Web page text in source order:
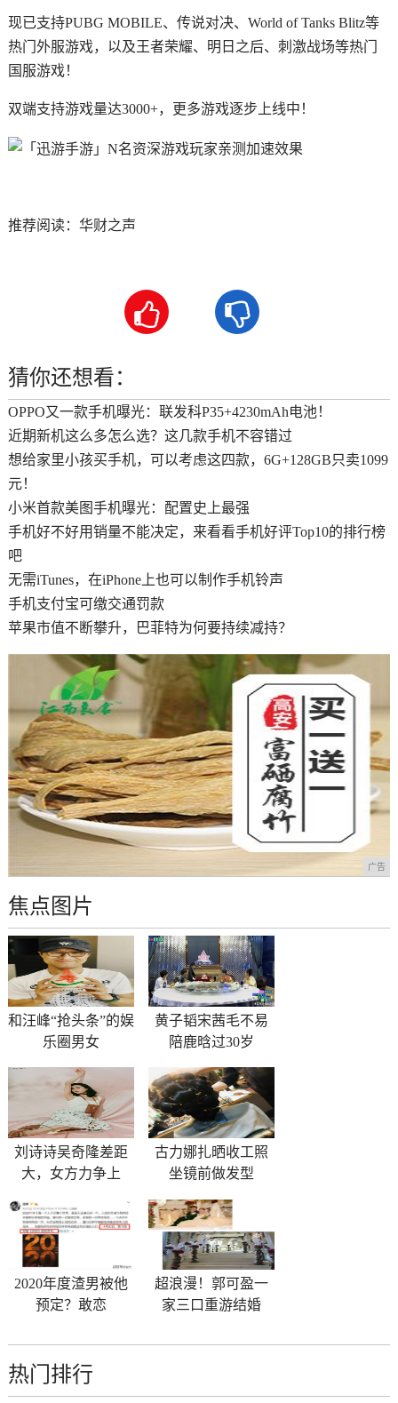
现已支持PUBG MOBILE、传说对决、World of Tanks Blitz等
热门外服游戏，以及王者荣耀、明日之后、刺激战场等热门
国服游戏！
双端支持游戏量达3000+，更多游戏逐步上线中！
推荐阅读： 华财之声
 
猜你还想看：
OPPO又一款手机曝光：联发科P35+4230mAh电池！
近期新机这么多怎么选？这几款手机不容错过
想给家里小孩买手机，可以考虑这四款，6G+128GB只卖1099
元！
小米首款美图手机曝光：配置史上最强
手机好不好用销量不能决定，来看看手机好评Top10的排行榜
吧
无需iTunes，在iPhone上也可以制作手机铃声
手机支付宝可缴交通罚款
苹果市值不断攀升，巴菲特为何要持续减持？
广告
焦点图片
和汪峰“抢头条”的娱
乐圈男女
黄子韬宋茜毛不易
陪鹿晗过30岁
刘诗诗吴奇隆差距
大，女方力争上
古力娜扎晒收工照
坐镜前做发型
2020年度渣男被他
预定？敢恋
超浪漫！郭可盈一
家三口重游结婚
热门排行